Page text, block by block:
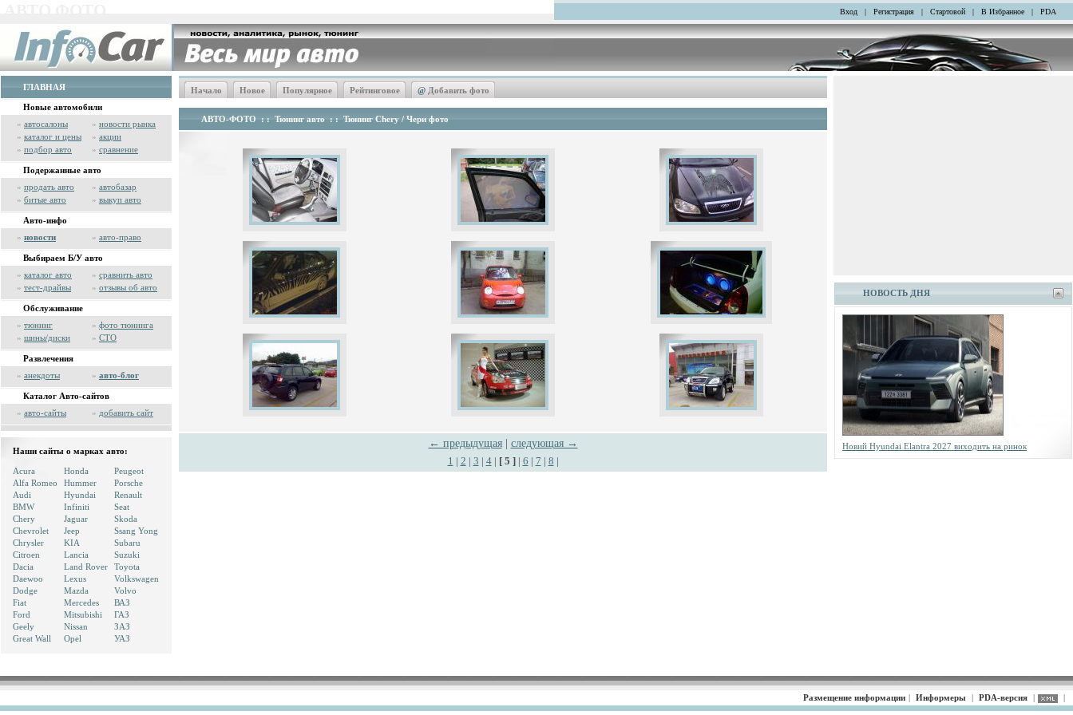
Вход | Регистрация | Стартовой | В Избранное | PDA
ГЛАВНАЯ
Новые автомобили
» автосалоны » новости рынка
» каталог и цены » акции
» подбор авто » сравнение
Подержанные авто
» продать авто » автобазар
» битые авто » выкуп авто
Авто-инфо
» новости » авто-право
Выбираем Б/У авто
» каталог авто » сравнить авто
» тест-драйвы » отзывы об авто
Обслуживание
» тюнинг » фото тюнинга
» шины/диски » СТО
Развлечения
» анекдоты » авто-блог
Каталог Авто-сайтов
» авто-сайты » добавить сайт
Наши сайты о марках авто:
Acura
Alfa Romeo
Audi
BMW
Chery
Chevrolet
Chrysler
Citroen
Dacia
Daewoo
Dodge
Fiat
Ford
Geely
Great Wall
Honda
Hummer
Hyundai
Infiniti
Jaguar
Jeep
KIA
Lancia
Land Rover
Lexus
Mazda
Mercedes
Mitsubishi
Nissan
Opel
Peugeot
Porsche
Renault
Seat
Skoda
Ssang Yong
Subaru
Suzuki
Toyota
Volkswagen
Volvo
ВАЗ
ГАЗ
ЗАЗ
УАЗ
Начало Новое Популярное Рейтинговое @ Добавить фото
АВТО-ФОТО : : Тюнинг авто : : Тюнинг Chery / Чери фото
← предыдущая| следующая →
1 | 2 | 3 | 4| [ 5 ]| 6 | 7 | 8 |
НОВОСТЬ ДНЯ
Новий Hyundai Elantra 2027 виходить на ринок
Размещение информации | Информеры | PDA-версия | |